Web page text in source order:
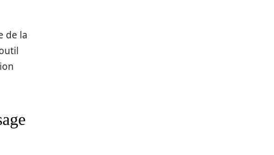
de la